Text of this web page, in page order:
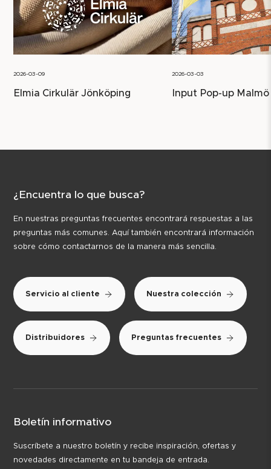
2026-03-09
Elmia Cirkulär Jönköping
2026-03-03
Input Pop-up Malmö
¿Encuentra lo que busca?
En nuestras preguntas frecuentes encontrará respuestas a las
preguntas más comunes. Aquí también encontrará información
sobre cómo contactarnos de la manera más sencilla.
Servicio al cliente Nuestra colección
Distribuidores Preguntas frecuentes
Boletín informativo
Suscríbete a nuestro boletín y recibe inspiración, ofertas y
novedades directamente en tu bandeja de entrada.